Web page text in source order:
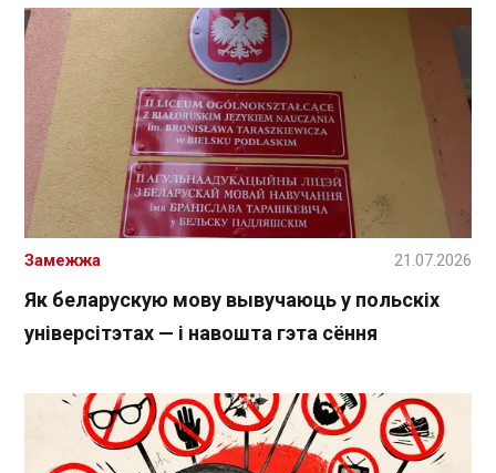
Як беларускую мову вывучаюць у польскіх
універсітэтах — і навошта гэта сёння
Замежжа 21.07.2026